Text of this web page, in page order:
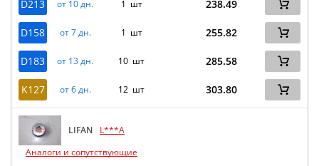
D213 от 10 дн. 1 шт 238.49
D158 от 7 дн. 1 шт 255.82
D183 от 13 дн. 10 шт 285.58
K127 от 6 дн. 12 шт 303.80
LIFAN
L***A
Аналоги и сопутствующие